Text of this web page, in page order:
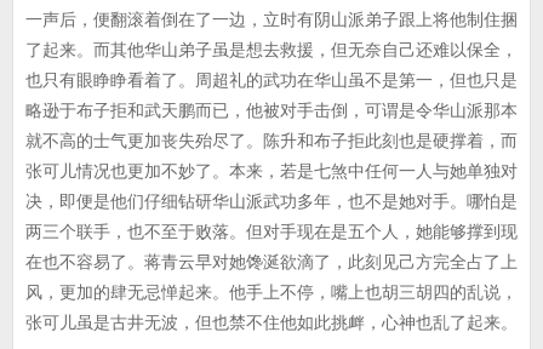
一声后，便翻滚着倒在了一边，立时有阴山派弟子跟上将他制住捆
了起来。而其他华山弟子虽是想去救援，但无奈自己还难以保全，
也只有眼睁睁看着了。周超礼的武功在华山虽不是第一，但也只是
略逊于布子拒和武天鹏而已，他被对手击倒，可谓是令华山派那本
就不高的士气更加丧失殆尽了。陈升和布子拒此刻也是硬撑着，而
张可儿情况也更加不妙了。本来，若是七煞中任何一人与她单独对
决，即便是他们仔细钻研华山派武功多年，也不是她对手。哪怕是
两三个联手，也不至于败落。但对手现在是五个人，她能够撑到现
在也不容易了。蒋青云早对她馋涎欲滴了，此刻见己方完全占了上
风，更加的肆无忌惮起来。他手上不停，嘴上也胡三胡四的乱说，
张可儿虽是古井无波，但也禁不住他如此挑衅，心神也乱了起来。